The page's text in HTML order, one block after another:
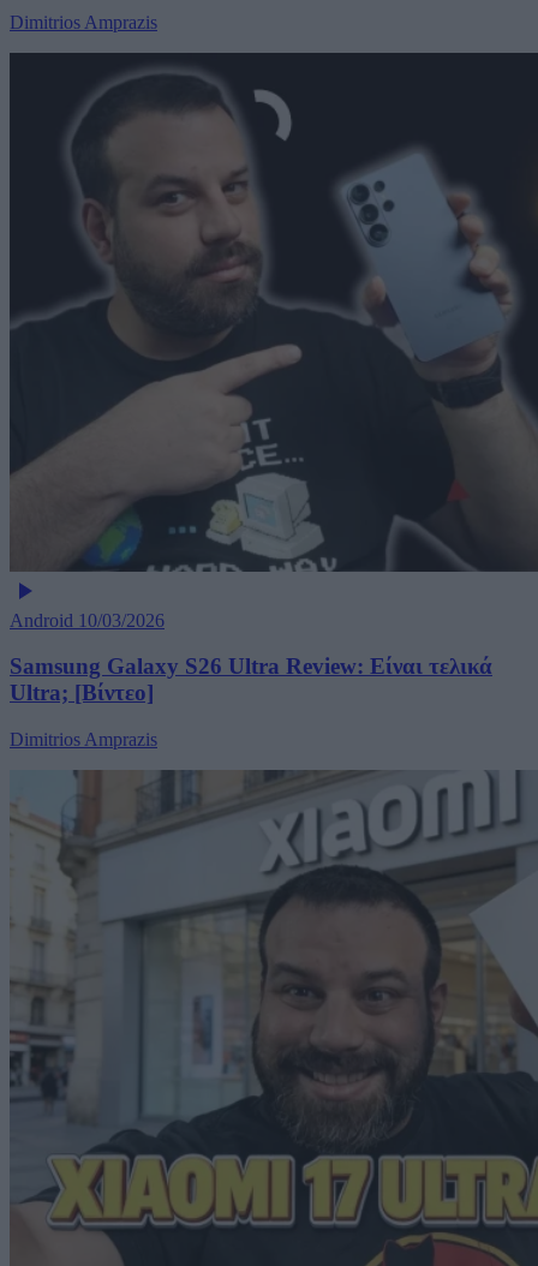
Dimitrios Amprazis
Android 10/03/2026
Samsung Galaxy S26 Ultra Review: Είναι τελικά
Ultra; [Βίντεο]
Dimitrios Amprazis